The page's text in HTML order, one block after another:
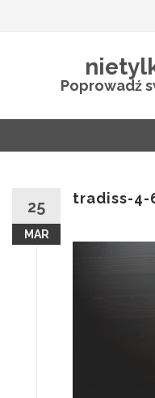
Poprowadź
25
MAR
tradiss-4-